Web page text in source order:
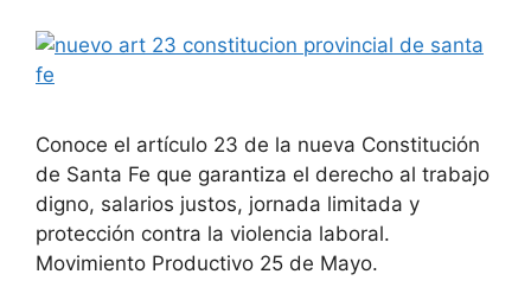
Conoce el artículo 23 de la nueva Constitución
de Santa Fe que garantiza el derecho al trabajo
digno, salarios justos, jornada limitada y
protección contra la violencia laboral.
Movimiento Productivo 25 de Mayo.